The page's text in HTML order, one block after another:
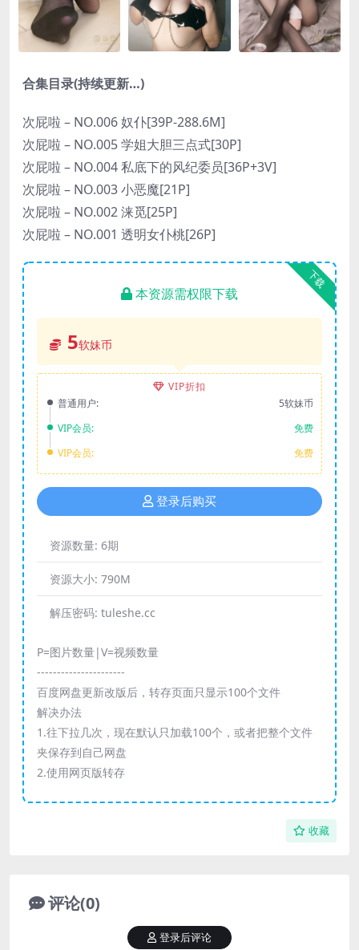
合集目录(持续更新…)
次屁啦 – NO.006 奴仆[39P-288.6M]
次屁啦 – NO.005 学姐大胆三点式[30P]
次屁啦 – NO.004 私底下的风纪委员[36P+3V]
次屁啦 – NO.003 小恶魔[21P]
次屁啦 – NO.002 涞觅[25P]
次屁啦 – NO.001 透明女仆桃[26P]
下载
本资源需权限下载
5软妹币
VIP折扣
普通用户:
5软妹币
VIP会员:
免费
VIP会员:
免费
登录后购买
资源数量: 6期
资源大小: 790M
解压密码: tuleshe.cc
P=图片数量|V=视频数量
----------------------
百度网盘更新改版后，转存页面只显示100个文件
解决办法
1.往下拉几次，现在默认只加载100个，或者把整个文件
夹保存到自己网盘
2.使用网页版转存
收藏
评论(0)
登录后评论